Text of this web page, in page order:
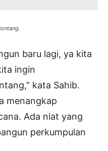
baru lagi, ya kita
ingin
kata Sahib.
menangkap
Ada niat yang
perkumpulan